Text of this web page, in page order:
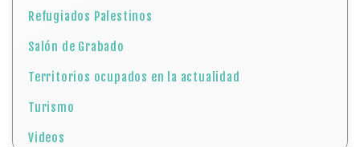
Refugiados Palestinos
Salón de Grabado
Territorios ocupados en la actualidad
Turismo
Videos